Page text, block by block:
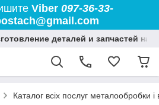
Viber 097-36-33-
деталей и запчастей на
Каталог всіх послуг металообробки